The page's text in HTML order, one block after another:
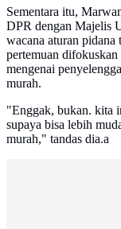
Sementara itu,
DPR dengan Majelis
wacana aturan
pertemuan
mengenai
murah.
"Enggak, bukan. kita
supaya bisa lebih
murah," tandas dia.a